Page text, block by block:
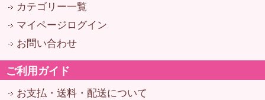
カテゴリー一覧
マイページログイン
お問い合わせ
ご利用ガイド
お支払・送料・配送について